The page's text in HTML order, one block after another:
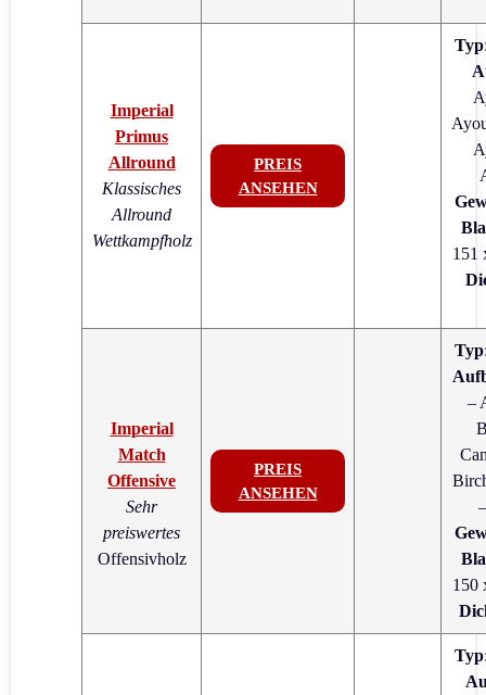
Imperial
Primus
Allround
Klassisches
Allround
Wettkampfholz
PREIS
ANSEHEN
Typ
151
Imperial
Match
Offensive
Sehr
preiswertes
Offensivholz
PREIS
ANSEHEN
Typ
–
150
Typ